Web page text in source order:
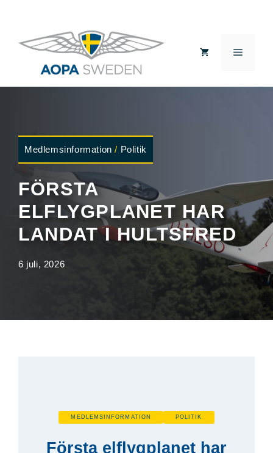
Medlemsinformation / Politik
FÖRSTA
ELFLYGPLANET HAR
LANDAT I HULTSFRED
6 juli, 2026
MEDLEMSINFORMATION POLITIK
Första elflygplanet har